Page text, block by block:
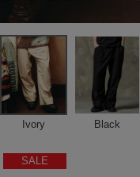
Ivory Black
SALE